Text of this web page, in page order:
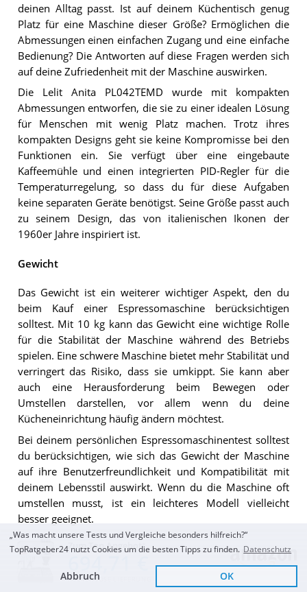
Zum Top Angebot
KOSTENLOSE LIEFERUNG
deinen Alltag passt. Ist auf deinem Küchentisch genug
Platz für eine Maschine dieser Größe? Ermöglichen die
Abmessungen einen einfachen Zugang und eine einfache
Bedienung? Die Antworten auf diese Fragen werden sich
auf deine Zufriedenheit mit der Maschine auswirken.
Die Lelit Anita PL042TEMD wurde mit kompakten
Abmessungen entworfen, die sie zu einer idealen Lösung
für Menschen mit wenig Platz machen. Trotz ihres
kompakten Designs geht sie keine Kompromisse bei den
Funktionen ein. Sie verfügt über eine eingebaute
Kaffeemühle und einen integrierten PID-Regler für die
Temperaturregelung, so dass du für diese Aufgaben
keine separaten Geräte benötigst. Seine Größe passt auch
zu seinem Design, das von italienischen Ikonen der
1960er Jahre inspiriert ist.
Gewicht
Das Gewicht ist ein weiterer wichtiger Aspekt, den du
beim Kauf einer Espressomaschine berücksichtigen
solltest. Mit 10 kg kann das Gewicht eine wichtige Rolle
für die Stabilität der Maschine während des Betriebs
spielen. Eine schwere Maschine bietet mehr Stabilität und
verringert das Risiko, dass sie umkippt. Sie kann aber
auch eine Herausforderung beim Bewegen oder
Umstellen darstellen, vor allem wenn du deine
Kücheneinrichtung häufig ändern möchtest.
Bei deinem persönlichen Espressomaschinentest solltest
du berücksichtigen, wie sich das Gewicht der Maschine
auf ihre Benutzerfreundlichkeit und Kompatibilität mit
deinem Lebensstil auswirkt. Wenn du die Maschine oft
umstellen musst, ist ein leichteres Modell vielleicht
besser geeignet.
Die semiprofessionelle Espressomaschine Lelit Anita
PL042TEMD wiegt 10 kg und bietet ein ideales
Gleichgewicht zwischen Stabilität und Tragbarkeit. Ihre
robuste Konstruktion garantiert Langlebigkeit und
„Was macht unsere Tests und Vergleiche besonders hilfreich?“
TopRatgeber24 nutzt Cookies um die besten Tipps zu finden. Datenschutz
Abbruch OK